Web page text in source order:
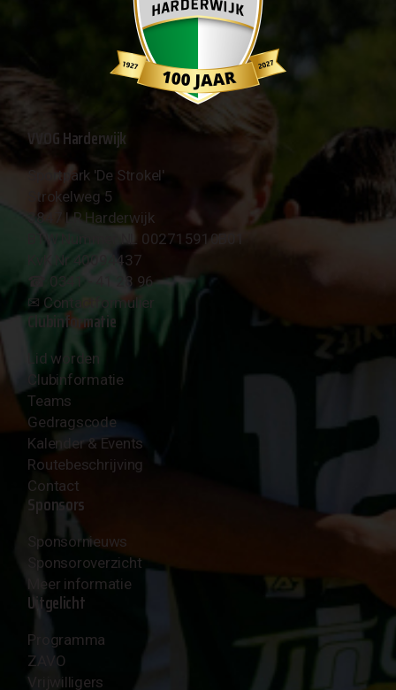
VVOG Harderwijk
Sportpark 'De Strokel'
Strokelweg 5
3847 LR Harderwijk
BTW Nummer NL 002715910B01
KvK Nr 40094437
☎︎ 0341 - 41 28 96
✉︎ Contactformulier
Clubinformatie
Lid worden
Clubinformatie
Teams
Gedragscode
Kalender & Events
Routebeschrijving
Contact
Sponsors
Sponsornieuws
Sponsoroverzicht
Meer informatie
Uitgelicht
Programma
ZAVO
Vrijwilligers